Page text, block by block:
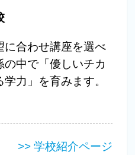
に合わせ講座を選べ
中で「優しいチカ
力」を育みます。
>> 学校紹介ページ